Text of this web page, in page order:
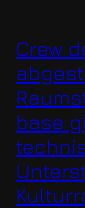
Crew
base